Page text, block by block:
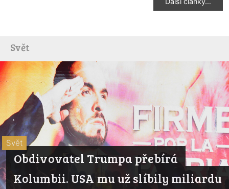
Svět
Svět
Obdivovatel Trumpa přebírá
Kolumbii. USA mu už slíbily miliardu